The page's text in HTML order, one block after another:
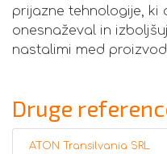
prijazne tehnologije, ki
onesnaževal in
nastalimi med
Druge
ATON Transilvania SRL